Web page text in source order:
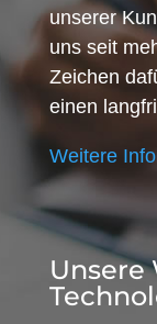
unserer
uns seit
Zeichen
einen
Weitere
Unsere